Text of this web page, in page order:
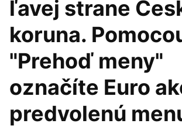
ľavej strane
koruna.
"Prehoď meny"
označíte Euro
predvolenú